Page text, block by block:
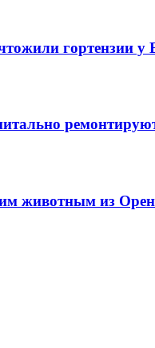
гортензии у
животным из